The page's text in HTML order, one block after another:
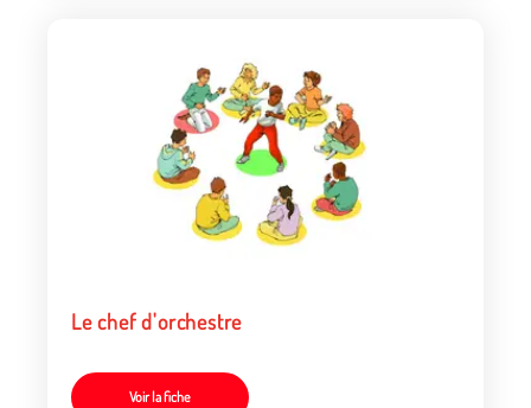
Le chef d'orchestre
Voir la fiche